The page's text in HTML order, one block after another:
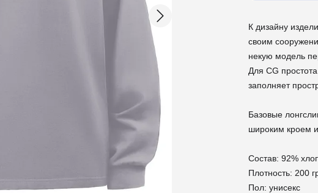
К дизайну
своим
некую модель
Для CG
заполняет
Базовые
широким кроем
Состав: 92%
Плотность: 200
Пол: унисекс